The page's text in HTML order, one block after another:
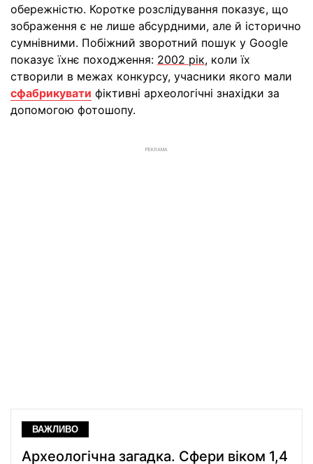
обережністю. Коротке розслідування показує, що
зображення є не лише абсурдними, але й історично
сумнівними. Побіжний зворотний пошук у Google
показує їхнє походження: 2002 рік, коли їх
створили в межах конкурсу, учасники якого мали
сфабрикувати фіктивні археологічні знахідки за
допомогою фотошопу.
РЕКЛАМА
ВАЖЛИВО
Археологічна загадка. Сфери віком 1,4